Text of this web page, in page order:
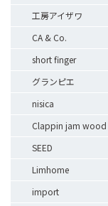
工房アイザワ
CA & Co.
short finger
グランピエ
nisica
Clappin jam wood
SEED
Limhome
import